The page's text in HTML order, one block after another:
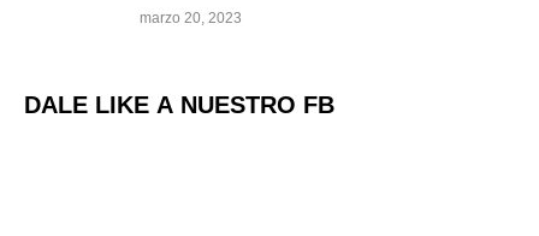
marzo 20, 2023
DALE LIKE A NUESTRO FB